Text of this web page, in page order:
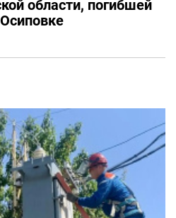
области, погибшей